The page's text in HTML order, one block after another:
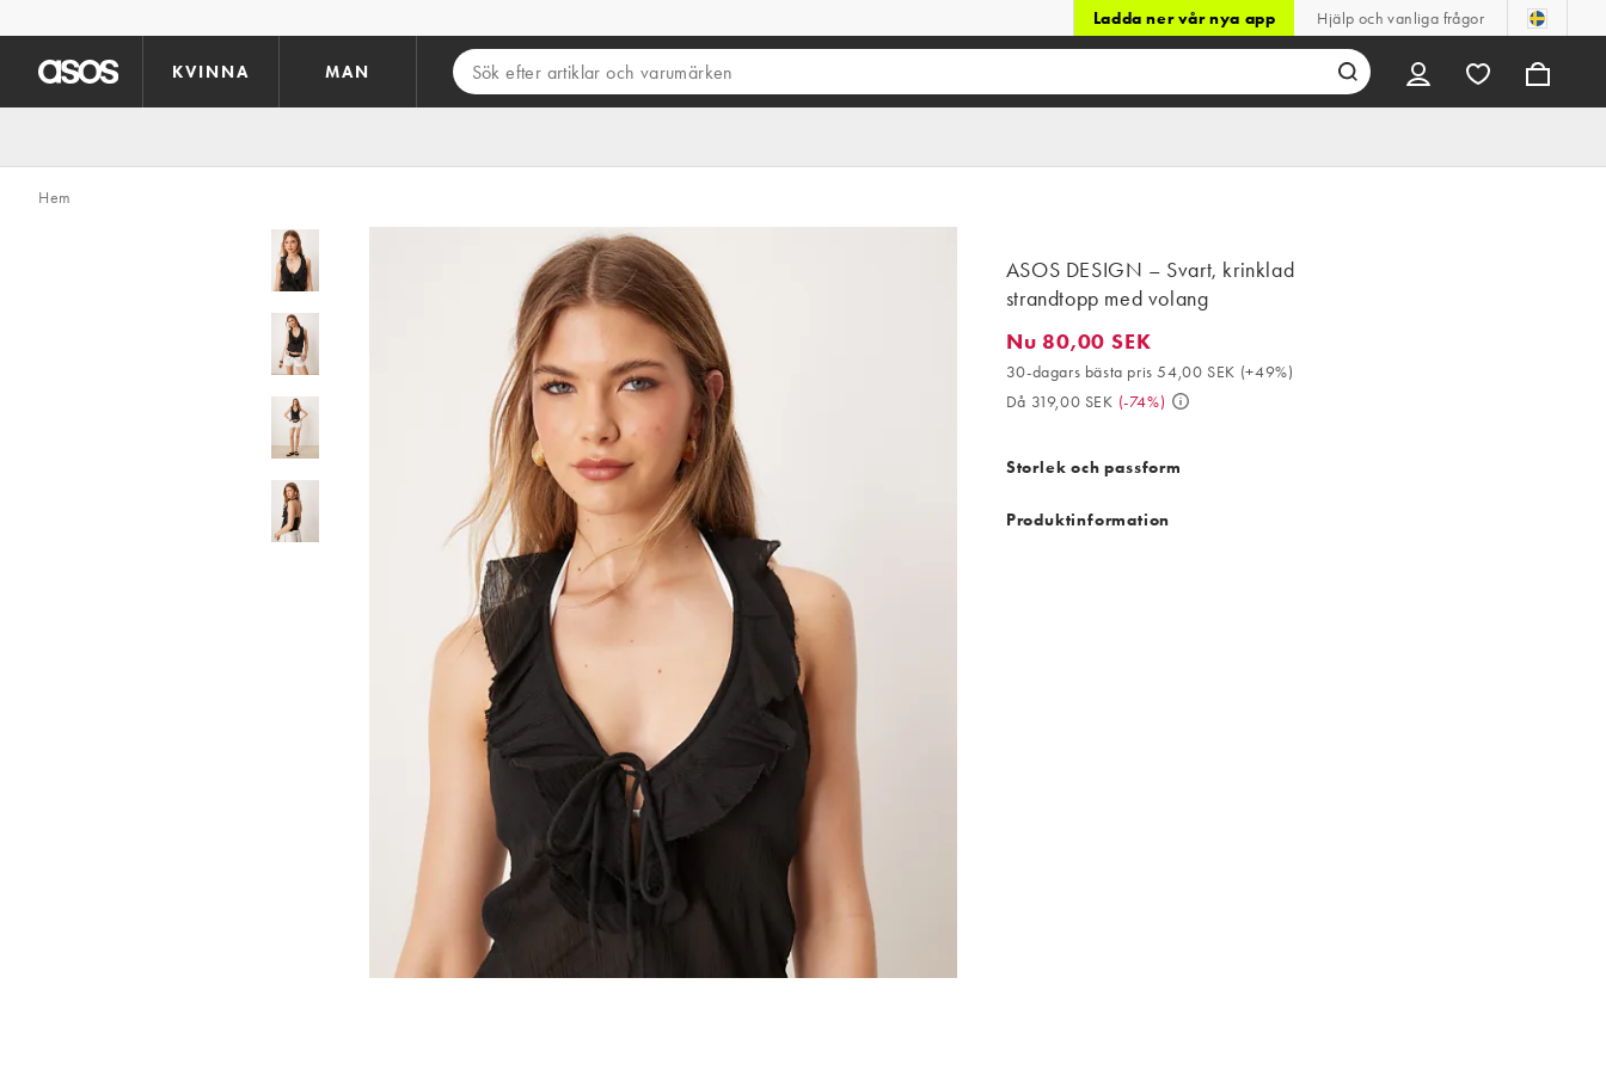
Ladda ner vår nya app Hjälp och vanliga frågor
KVINNA MAN
Hem
ASOS DESIGN – Svart, krinklad
strandtopp med volang
Nu 80,00 SEK. 30-dagars bästa pris 54,00 SEK (+49%). Då 319,00 SEK.
Nu 80,00 SEK
30-dagars bästa pris 54,00 SEK (+49%)
Då 319,00 SEK (-74%)
Storlek och passform
Produktinformation